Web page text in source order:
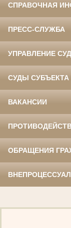
СПРАВОЧНАЯ
ПРЕСС-СЛУЖБА
УПРАВЛЕНИЕ
СУДЫ СУБЪЕКТА
ВАКАНСИИ
ОБРАЩЕНИЯ